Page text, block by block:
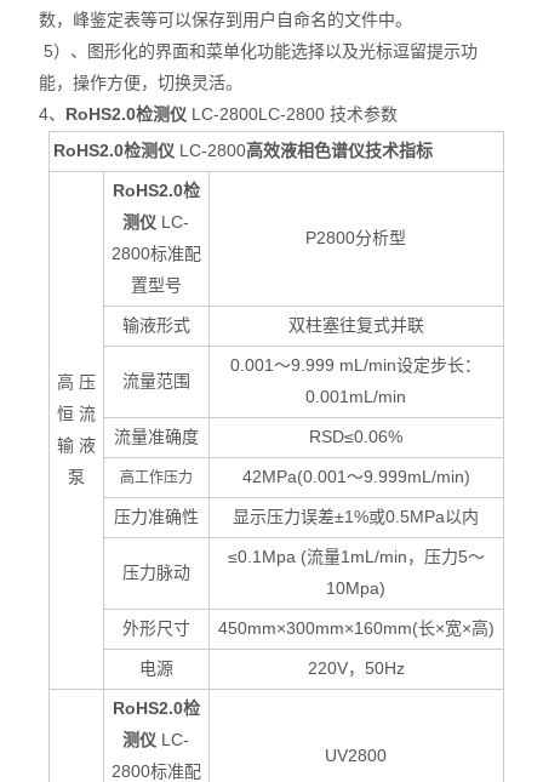
数，峰鉴定表等可以保存到用户自命名的文件中。
5） 、图形化的界面和菜单化功能选择以及光标逗留提示功
能，操作方便，切换灵活。
4、 RoHS2.0检测仪 LC-2800LC-2800技术参数
RoHS2.0检测仪 LC-2800高效液相色谱仪技术指标
高 压
恒 流
输 液
泵
RoHS2.0检
测仪 LC-
2800标准配
置型号
P2800分析型
输液形式 双柱塞往复式并联
流量范围
0.001～9.999 mL/min设定步长：
0.001mL/min
流量准确度 RSD≤0.06%
高工作压力 42MPa(0.001～9.999mL/min)
压力准确性 显示压力误差±1%或0.5MPa以内
压力脉动
≤0.1Mpa (流量1mL/min，压力5～
10Mpa)
外形尺寸 450mm×300mm×160mm(长×宽×高)
电源 220V，50Hz
RoHS2.0检
测仪 LC-
2800标准配
UV2800